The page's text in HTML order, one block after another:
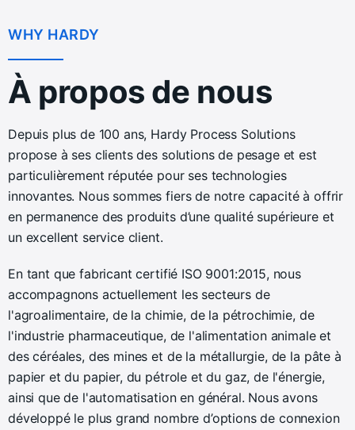
WHY HARDY
À propos de nous
Depuis plus de 100 ans, Hardy Process Solutions
propose à ses clients des solutions de pesage et est
particulièrement réputée pour ses technologies
innovantes. Nous sommes fiers de notre capacité à offrir
en permanence des produits d’une qualité supérieure et
un excellent service client.
En tant que fabricant certifié ISO 9001:2015, nous
accompagnons actuellement les secteurs de
l'agroalimentaire, de la chimie, de la pétrochimie, de
l'industrie pharmaceutique, de l'alimentation animale et
des céréales, des mines et de la métallurgie, de la pâte à
papier et du papier, du pétrole et du gaz, de l'énergie,
ainsi que de l'automatisation en général. Nous avons
développé le plus grand nombre d’options de connexion